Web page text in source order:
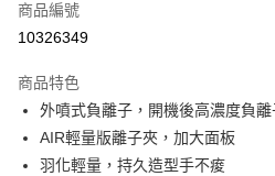
超商取貨付款
Apple Pay
街口支付
商品編號
10326349
商品特色
外噴式負離子，開機後高濃度負
AIR輕量版離子夾，加大面板
羽化輕量，持久造型手不痠